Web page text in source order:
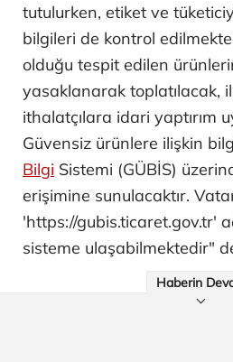
tutulurken, etiket ve
bilgileri de kontrol
olduğu tespit edilen
yasaklanarak toplatılacak,
ithalatçılara idari yaptırım
Güvensiz ürünlere ilişkin
Bilgi Sistemi (GÜBİS)
erişimine sunulacaktır.
'https://gubis.ticaret.gov.tr'
sisteme ulaşabilmektedir"
Haberin